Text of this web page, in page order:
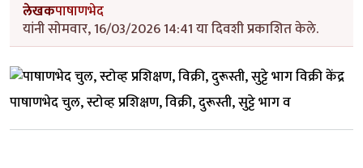
लेखकपाषाणभेद
यांनी सोमवार, 16/03/2026 14:41 या दिवशी प्रकाशित केले.
पाषाणभेद चुल, स्टोव्ह प्रशिक्षण, विक्री, दुरूस्ती, सुट्टे भाग व